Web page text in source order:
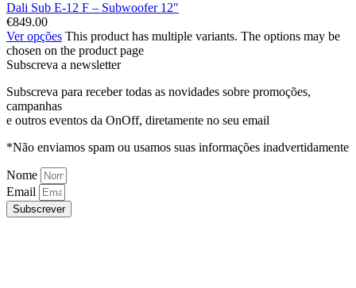
Dali Sub E-12 F – Subwoofer 12″
€849.00
Ver opções This product has multiple variants. The options may be
chosen on the product page
Subscreva a newsletter
Subscreva para receber todas as novidades sobre promoções,
campanhas
e outros eventos da OnOff, diretamente no seu email
*Não enviamos spam ou usamos suas informações inadvertidamente
Nome
Email
Subscrever